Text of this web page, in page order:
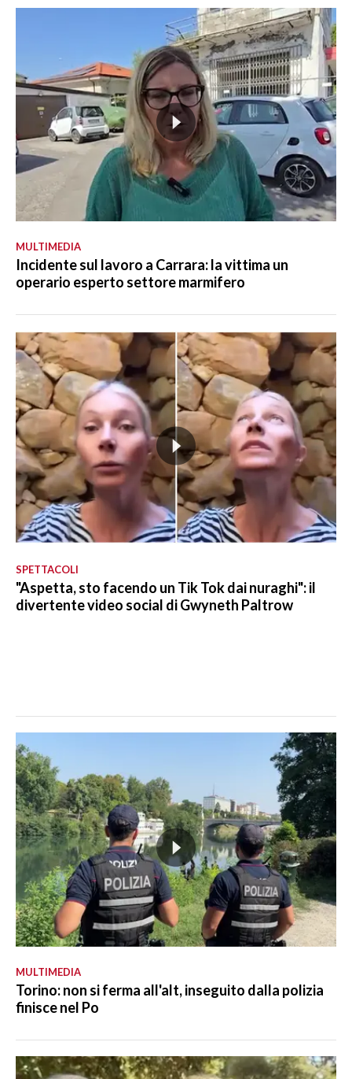
MULTIMEDIA
Incidente sul lavoro a Carrara: la vittima un
operario esperto settore marmifero
SPETTACOLI
"Aspetta, sto facendo un Tik Tok dai nuraghi": il
divertente video social di Gwyneth Paltrow
MULTIMEDIA
Torino: non si ferma all'alt, inseguito dalla polizia
finisce nel Po